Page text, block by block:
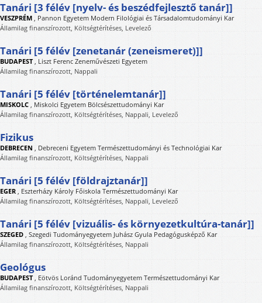
Tanári [3 félév [nyelv- és beszédfejlesztő tanár]]
VESZPRÉM , Pannon Egyetem Modern Filológiai és Társadalomtudományi Kar
Államilag finanszírozott, Költségtérítéses, Levelező
Tanári [5 félév [zenetanár (zeneismeret)]]
BUDAPEST, Liszt Ferenc Zeneművészeti Egyetem
Államilag finanszírozott, Nappali
Tanári [5 félév [történelemtanár]]
MISKOLC , Miskolci Egyetem Bölcsészettudományi Kar
Államilag finanszírozott, Költségtérítéses, Nappali, Levelező
Fizikus
DEBRECEN , Debreceni Egyetem Természettudományi és Technológiai Kar
Államilag finanszírozott, Költségtérítéses, Nappali
Tanári [5 félév [földrajztanár]]
EGER , Eszterházy Károly Főiskola Természettudományi Kar
Államilag finanszírozott, Költségtérítéses, Nappali, Levelező
Tanári [5 félév [vizuális- és környezetkultúra-tanár]]
SZEGED , Szegedi Tudományegyetem Juhász Gyula Pedagógusképző Kar
Államilag finanszírozott, Költségtérítéses, Nappali
Geológus
BUDAPEST, Eötvös Loránd Tudományegyetem Természettudományi Kar
Államilag finanszírozott, Költségtérítéses, Nappali